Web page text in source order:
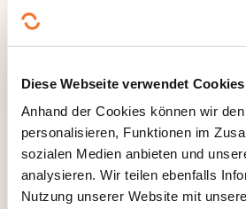
Diese Webseite verwendet Cookies
Anhand der Cookies können wir
personalisieren, Funktionen im
sozialen Medien anbieten und
analysieren. Wir teilen ebenfalls
Nutzung unserer Website mit